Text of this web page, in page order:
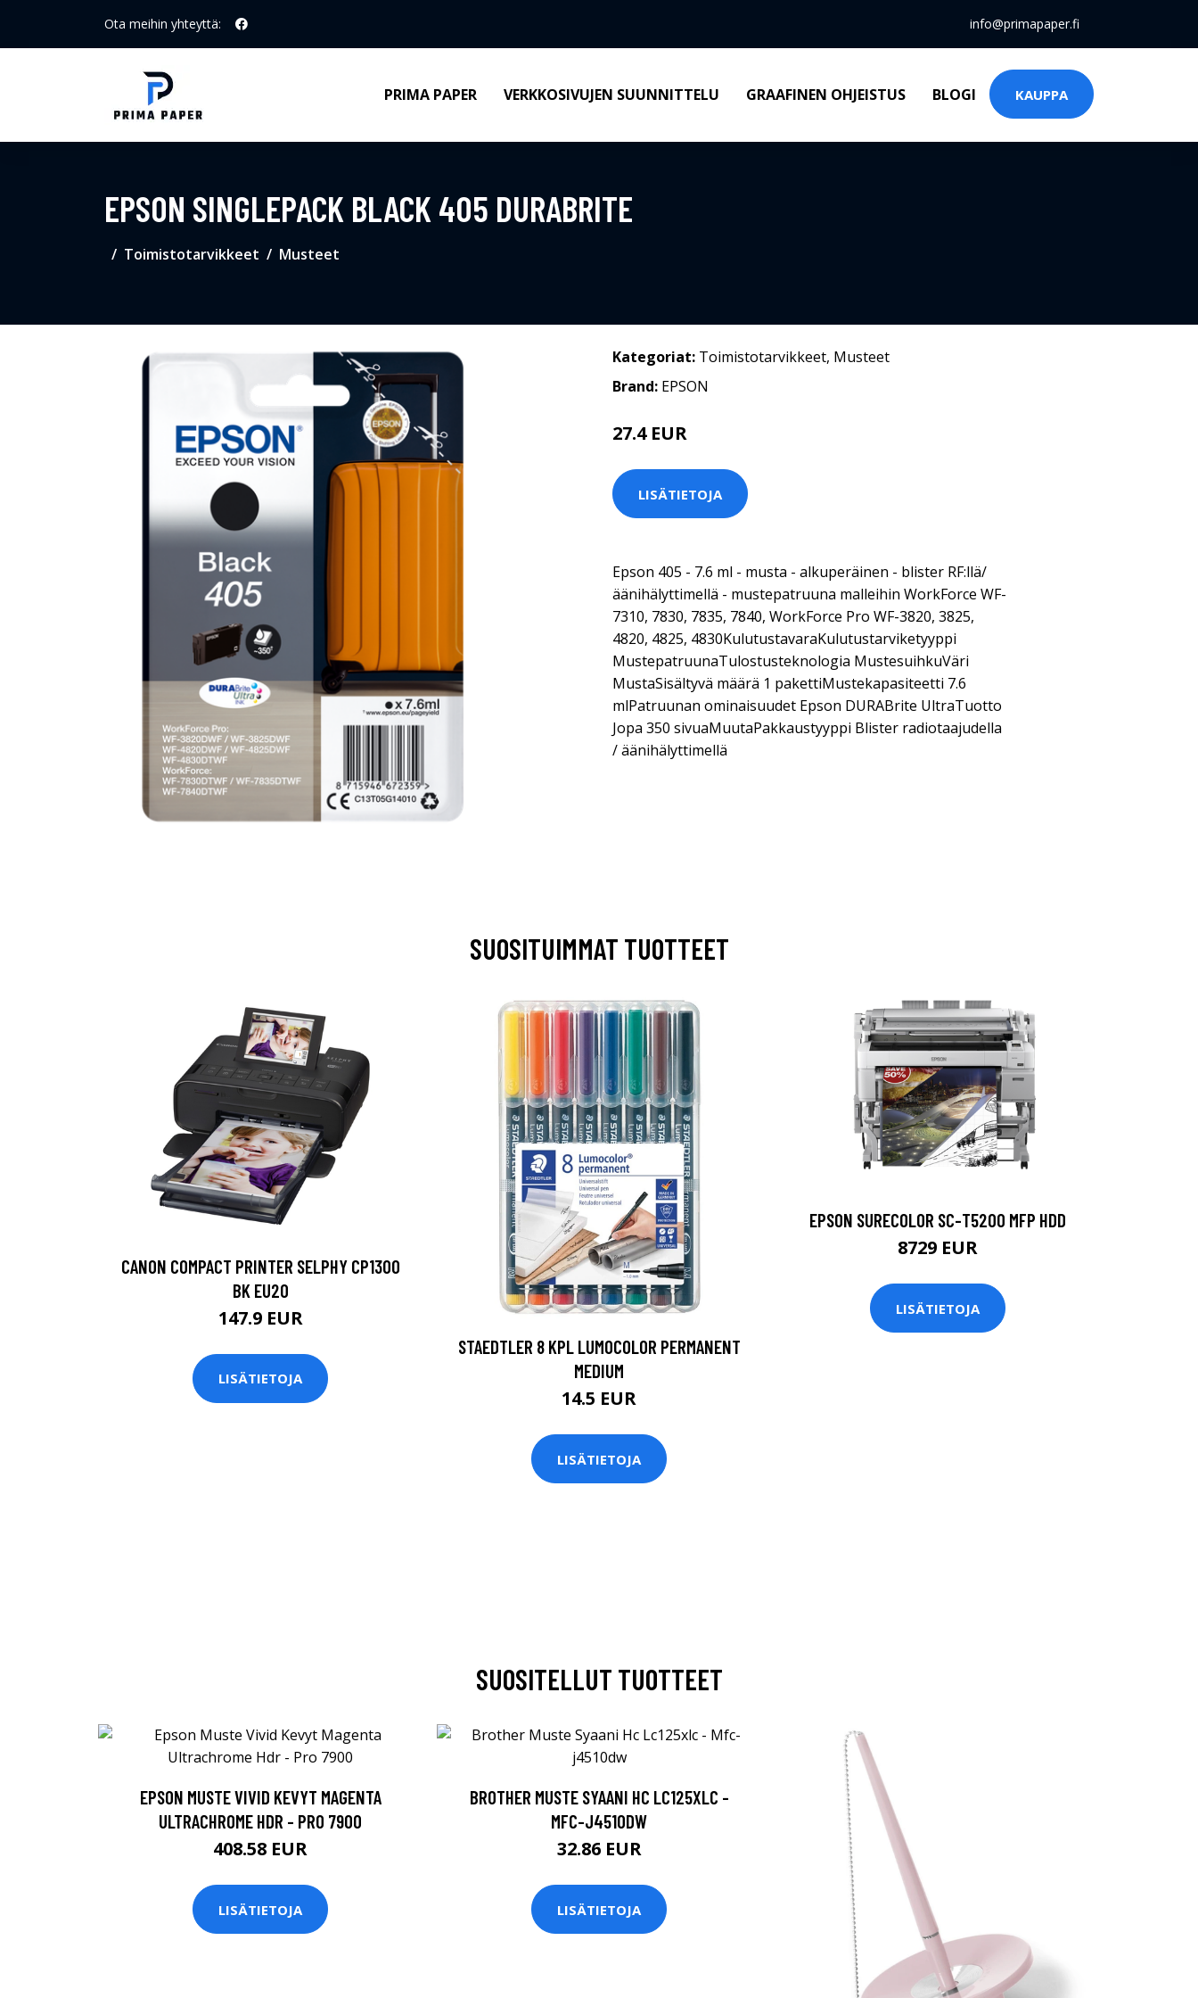
Ota meihin yhteyttä: info@primapaper.fi
PRIMA PAPER VERKKOSIVUJEN SUUNNITTELU GRAAFINEN OHJEISTUS BLOGI KAUPPA
EPSON SINGLEPACK BLACK 405 DURABRITE
Toimistotarvikkeet Musteet
Kategoriat: Toimistotarvikkeet, Musteet
Brand: EPSON
27.4 EUR
LISÄTIETOJA
Epson 405 - 7.6 ml - musta - alkuperäinen - blister RF:llä/
äänihälyttimellä - mustepatruuna malleihin WorkForce WF-
7310, 7830, 7835, 7840, WorkForce Pro WF-3820, 3825,
4820, 4825, 4830KulutustavaraKulutustarviketyyppi
MustepatruunaTulostusteknologia MustesuihkuVäri
MustaSisältyvä määrä 1 pakettiMustekapasiteetti 7.6
mlPatruunan ominaisuudet Epson DURABrite UltraTuotto
Jopa 350 sivuaMuutaPakkaustyyppi Blister radiotaajudella
/ äänihälyttimellä
SUOSITUIMMAT TUOTTEET
CANON COMPACT PRINTER SELPHY CP1300
BK EU20
147.9 EUR
LISÄTIETOJA
STAEDTLER 8 KPL LUMOCOLOR PERMANENT
MEDIUM
14.5 EUR
LISÄTIETOJA
EPSON SURECOLOR SC-T5200 MFP HDD
8729 EUR
LISÄTIETOJA
SUOSITELLUT TUOTTEET
EPSON MUSTE VIVID KEVYT MAGENTA
ULTRACHROME HDR - PRO 7900
408.58 EUR
LISÄTIETOJA
BROTHER MUSTE SYAANI HC LC125XLC -
MFC-J4510DW
32.86 EUR
LISÄTIETOJA